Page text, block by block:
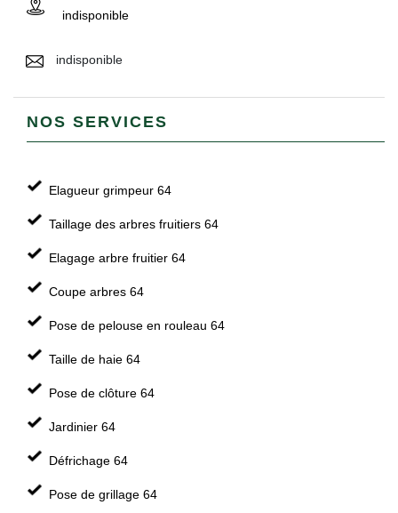
indisponible
indisponible
NOS SERVICES
Elagueur grimpeur 64
Taillage des arbres fruitiers 64
Elagage arbre fruitier 64
Coupe arbres 64
Pose de pelouse en rouleau 64
Taille de haie 64
Pose de clôture 64
Jardinier 64
Défrichage 64
Pose de grillage 64